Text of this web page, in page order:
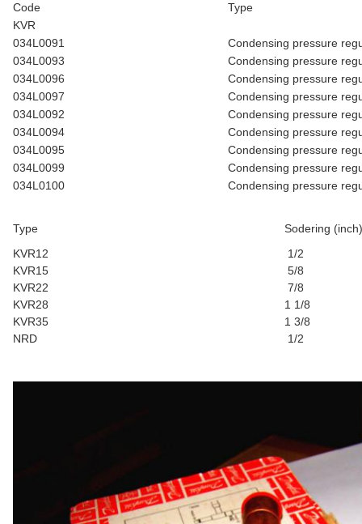
Code
Type
KVR
034L0091
Condensing pressure
034L0093
Condensing pressure
034L0096
Condensing pressure
034L0097
Condensing pressure
034L0092
Condensing pressure
034L0094
Condensing pressure
034L0095
Condensing pressure
034L0099
Condensing pressure
034L0100
Condensing pressure
Type
Sodering (inch)
KVR12
1/2
KVR15
5/8
KVR22
7/8
KVR28
1 1/8
KVR35
1 3/8
NRD
1/2